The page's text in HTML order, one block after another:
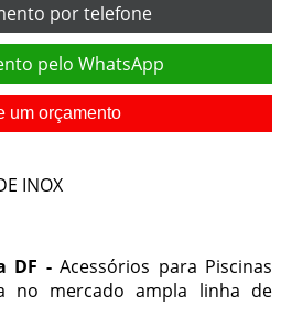
por telefone
pelo WhatsApp
um orçamento
INOX
DF -Acessórios para Piscinas
no mercado ampla linha de